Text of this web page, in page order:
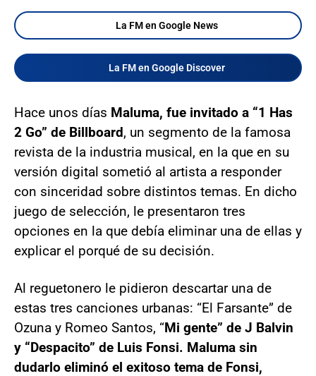
La FM en Google News
La FM en Google Discover
Hace unos días Maluma, fue invitado a “1 Has
2 Go” de Billboard, un segmento de la famosa
revista de la industria musical, en la que en su
versión digital sometió al artista a responder
con sinceridad sobre distintos temas. En dicho
juego de selección, le presentaron tres
opciones en la que debía eliminar una de ellas y
explicar el porqué de su decisión.
Al reguetonero le pidieron descartar una de
estas tres canciones urbanas: “El Farsante” de
Ozuna y Romeo Santos, “Mi gente” de J Balvin
y “Despacito” de Luis Fonsi. Maluma sin
dudarlo eliminó el exitoso tema de Fonsi,